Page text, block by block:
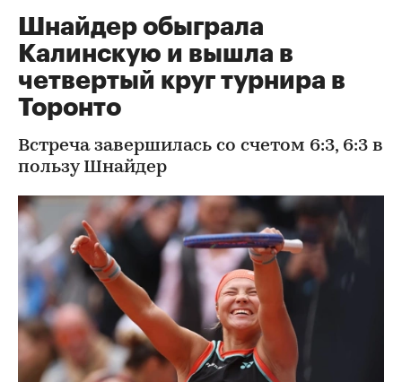
Шнайдер обыграла
Калинскую и вышла в
четвертый круг турнира в
Торонто
Встреча завершилась со счетом 6:3, 6:3 в
пользу Шнайдер